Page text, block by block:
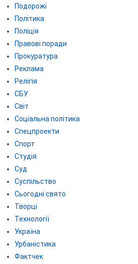
Подорожі
Політика
Поліція
Правові поради
Прокуратура
Реклама
Релігія
СБУ
Світ
Соціальна політика
Спецпроекти
Спорт
Студія
Суд
Суспільство
Сьогодні свято
Творці
Технології
Україна
Урбаністика
Фактчек